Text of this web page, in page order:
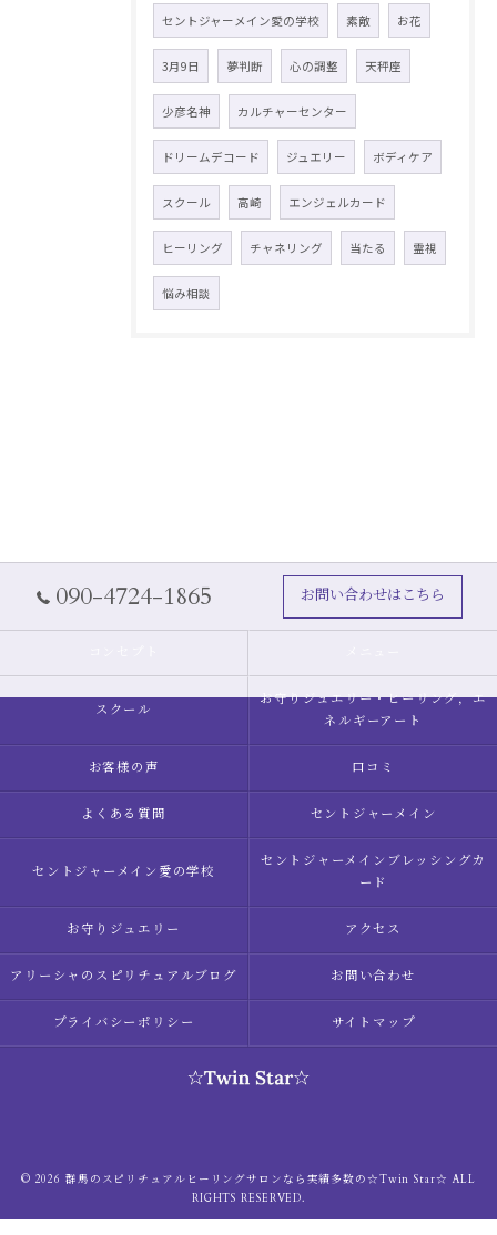
セントジャーメイン愛の学校 素敵 お花
3月9日 夢判断 心の調整 天秤座
少彦名神 カルチャーセンター
ドリームデコード ジュエリー ボディケア
スクール 高崎 エンジェルカード
ヒーリング チャネリング 当たる 霊視
悩み相談
090-4724-1865 お問い合わせはこちら
スクール
お守りジュエリー・ヒーリング，エ
ネルギーアート
お客様の声 口コミ
よくある質問 セントジャーメイン
セントジャーメイン愛の学校
セントジャーメインブレッシングカ
ード
お守りジュエリー アクセス
アリーシャのスピリチュアルブログ お問い合わせ
プライバシーポリシー サイトマップ
© 2026 群馬のスピリチュアルヒーリングサロンなら実績多数の☆Twin Star☆ ALL
RIGHTS RESERVED.